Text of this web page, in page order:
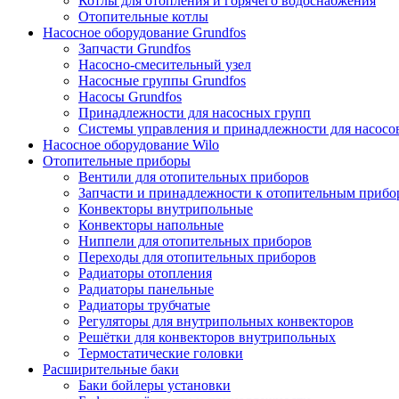
Отопительные котлы
Насосное оборудование Grundfos
Запчасти Grundfos
Насосно-смесительный узел
Насосные группы Grundfos
Насосы Grundfos
Принадлежности для насосных групп
Системы управления и принадлежности для
Насосное оборудование Wilo
Отопительные приборы
Вентили для отопительных приборов
Запчасти и принадлежности к отопительным
Конвекторы внутрипольные
Конвекторы напольные
Ниппели для отопительных приборов
Переходы для отопительных приборов
Радиаторы отопления
Радиаторы панельные
Радиаторы трубчатые
Регуляторы для внутрипольных конвекторов
Решётки для конвекторов внутрипольных
Термостатические головки
Расширительные баки
Баки бойлеры установки